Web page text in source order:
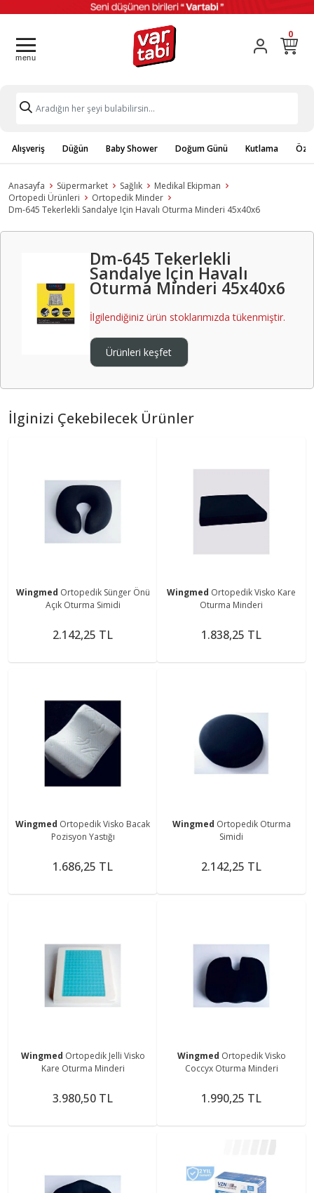
0
Alışveriş Düğün Baby Shower Doğum Günü Kutlama
Anasayfa Süpermarket Sağlık
Medikal Ekipman
Ortopedi Ürünleri
Ortopedik Minder
Dm-645 Tekerlekli Sandalye Için Havalı Oturma Minderi 45x40x6
Dm-645 Tekerlekli
Sandalye Için Havalı
Oturma Minderi 45x40x6
İlgilendiğiniz ürün stoklarımızda tükenmiştir.
Ürünleri keşfet
İlginizi Çekebilecek Ürünler
Wingmed Ortopedik Sünger Önü
Açık Oturma Simidi
2.142,25 TL
Wingmed Ortopedik Visko Kare
Oturma Minderi
1.838,25 TL
Wingmed Ortopedik Visko Bacak
Pozisyon Yastığı
1.686,25 TL
Wingmed Ortopedik Oturma
Simidi
2.142,25 TL
Wingmed Ortopedik Jelli Visko
Kare Oturma Minderi
3.980,50 TL
Wingmed Ortopedik Visko
Coccyx Oturma Minderi
1.990,25 TL